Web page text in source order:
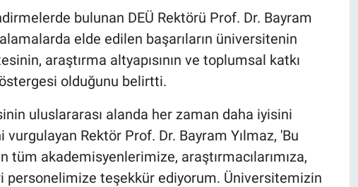
bulunan DEÜ Rektörü Prof. Dr. Bayram
elde edilen başarıların üniversitenin
araştırma altyapısının ve toplumsal katkı
olduğunu belirtti.
uluslararası alanda her zaman daha iyisini
Rektör Prof. Dr. Bayram Yılmaz, 'Bu
tüm akademisyenlerimize, araştırmacılarımıza,
personelimize teşekkür ediyorum. Üniversitemizin